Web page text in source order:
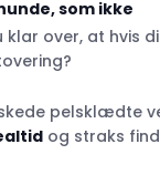
som ikke
klar over, at hvis
pelsklædte
og straks